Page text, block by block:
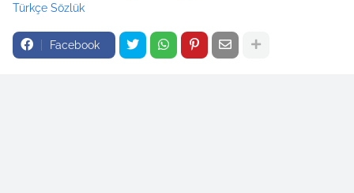
Türkçe Sözlük
Facebook